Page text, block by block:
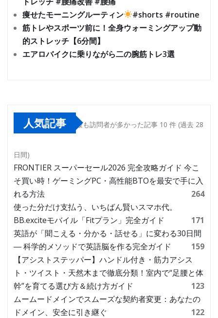
痩せたモーニングルーティン
#shorts #routine
筋トレやスポーツ前に！全身ウォーミングアップ動
的ストレッチ【6分間】
エアロバイクに乗りながら二の腕筋トレ3選
人気記事 最も訪問者が多かった記事 10 件 (過去 28
日間)
FRONTIER スーパーセール2026 完全攻略ガイド 今こ
そ買い時！ゲーミングPC・高性能BTOを最安で手に入
れる方法
264
使った分だけ支払う、いちばん賢いスマホ代。
BB.exciteモバイル「Fitプラン」完全ガイド
171
英語が「聞こえる・分かる・話せる」に変わる30日間
― 科学的メソッドで英語脳を作る完全ガイド
159
【アシストステッパー】ハンドル付き・筋力アシス
ト・ツイスト・天然木まで徹底分類！室内で“足腰と体
幹”を育てる選び方＆続け方ガイド
123
ムームードメインでスムーズな契約者変更：あなたの
ドメイン、安全に引き継ぐ
122